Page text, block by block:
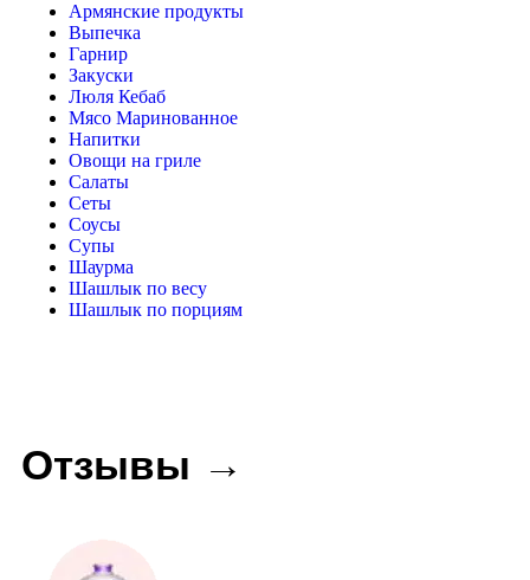
Армянские продукты
Выпечка
Гарнир
Закуски
Люля Кебаб
Мясо Маринованное
Напитки
Овощи на гриле
Салаты
Сеты
Соусы
Супы
Шаурма
Шашлык по весу
Шашлык по порциям
Отзывы →